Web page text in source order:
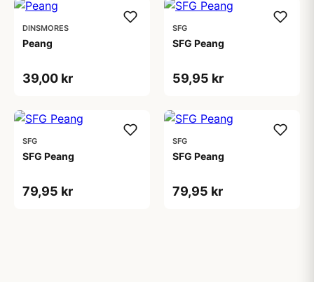
DINSMORES
Peang
39,00 kr
SFG
SFG Peang
59,95 kr
SFG
SFG Peang
79,95 kr
SFG
SFG Peang
79,95 kr